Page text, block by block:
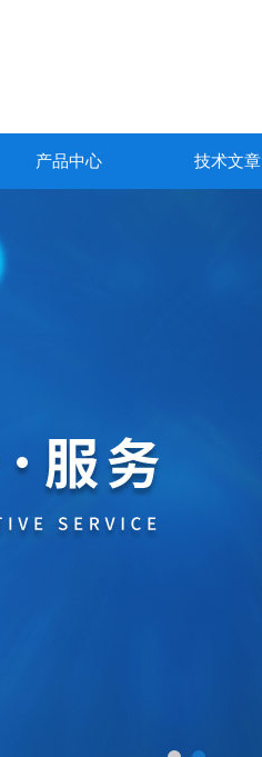
产品中心 技术文章